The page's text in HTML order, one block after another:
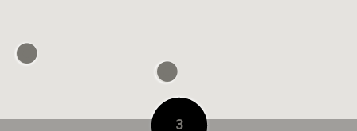
3